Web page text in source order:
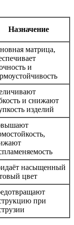
Назначение
матрица,
и
и снижают
изделий
насыщенный
цвет
при